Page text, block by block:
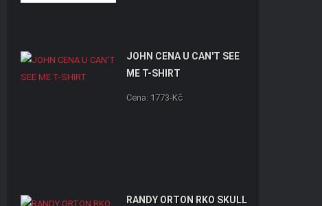
JOHN CENA U CAN'T SEE
ME T-SHIRT
Cena: 1773-Kč
RANDY ORTON RKO SKULL